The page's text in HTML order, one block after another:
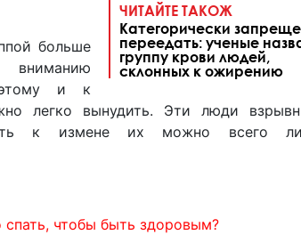
ЧИТАЙТЕ ТАКОЖ
Категорически
переедать: ученые
группу крови людей,
склонных к ожирению
больше
и к
легко вынудить. Эти люди
к измене их можно всего
спать, чтобы быть здоровым?